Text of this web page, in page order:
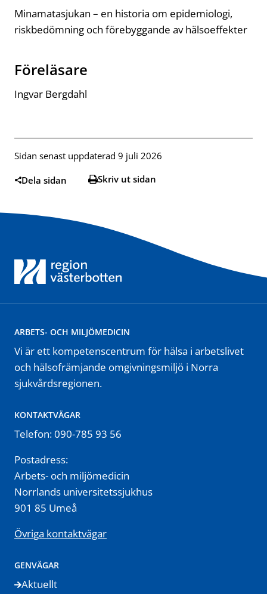
Minamatasjukan – en historia om epidemiologi,
riskbedömning och förebyggande av hälsoeffekter
Föreläsare
Ingvar Bergdahl
Sidan senast uppdaterad 9 juli 2026
Dela sidan Skriv ut sidan
ARBETS- OCH MILJÖMEDICIN
Vi är ett kompetenscentrum för hälsa i arbetslivet
och hälsofrämjande omgivningsmiljö i Norra
sjukvårdsregionen.
KONTAKTVÄGAR
Telefon: 090-785 93 56
Postadress:
Arbets- och miljömedicin
Norrlands universitetssjukhus
901 85 Umeå
Övriga kontaktvägar
GENVÄGAR
Aktuellt